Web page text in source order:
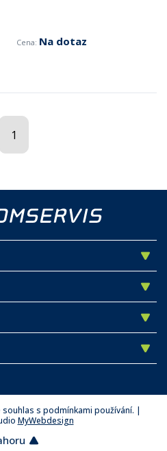
Na dotaz
1
s podmínkami používání. |
MyWebdesign